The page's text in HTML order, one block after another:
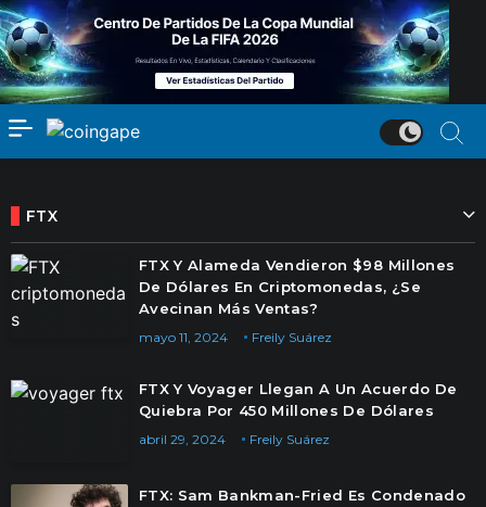
FTX
FTX Y Alameda Vendieron $98 Millones
De Dólares En Criptomonedas, ¿Se
Avecinan Más Ventas?
Freily Suárez
mayo 11, 2024
FTX Y Voyager Llegan A Un Acuerdo De
Quiebra Por 450 Millones De Dólares
Freily Suárez
abril 29, 2024
FTX: Sam Bankman-Fried Es Condenado